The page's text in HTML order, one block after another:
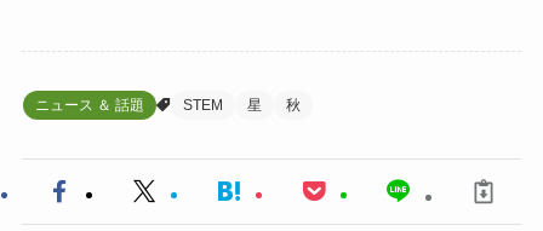
ニュース ＆ 話題 STEM 星 秋